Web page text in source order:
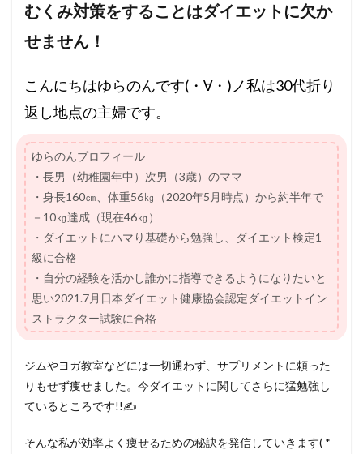
むくみ対策をすることはダイエットに欠か
せません！
こんにちはゆらのんです(・∀・)ノ私は30代折り
返し地点の主婦です。
ゆらのんプロフィール
・長男（幼稚園年中）次男（3歳）のママ
・身長160㎝、体重56㎏（2020年5月時点）から約半年で
－10㎏達成（現在46㎏）
・ダイエットにハマり基礎から勉強し、ダイエット検定1
級に合格
・自分の経験を活かし誰かに指導できるようになりたいと
思い2021.7月日本ダイエット健康協会認定ダイエットイン
ストラクター試験に合格
ジムやヨガ教室などには一切通わず、サプリメントに頼った
りもせず痩せました。今ダイエットに関してさらに猛勉強し
ているところです!!✍
そんな私が効率よく痩せるための秘訣を発信していきます( *